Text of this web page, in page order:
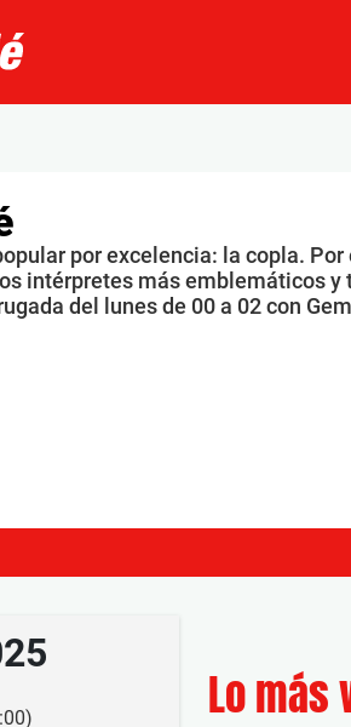
por excelencia: la copla.
intérpretes más emblemáticos y
del lunes de 00 a 02 con
Lo más